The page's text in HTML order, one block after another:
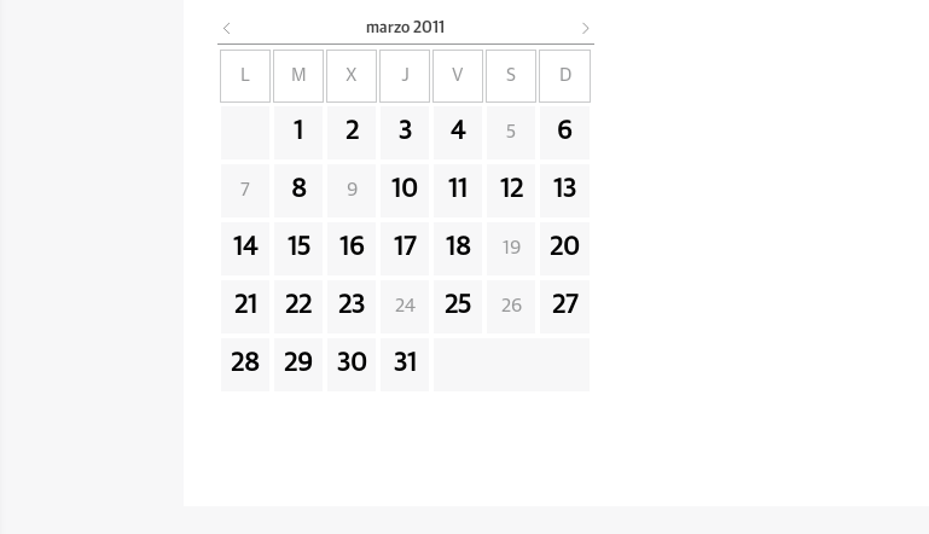
marzo 2011
L M X J V S D
1 2 3 4 5 6
7 8 9 10 11 12 13
14 15 16 17 18 19 20
21 22 23 24 25 26 27
28 29 30 31